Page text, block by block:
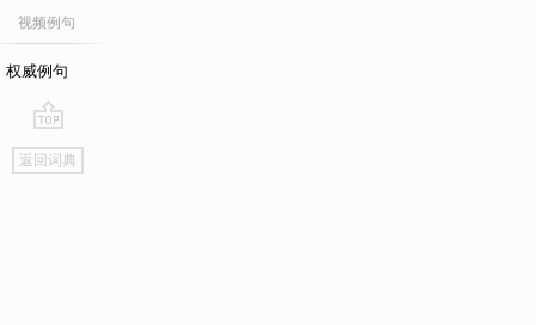
视频例句
权威例句
go
top
返回词典